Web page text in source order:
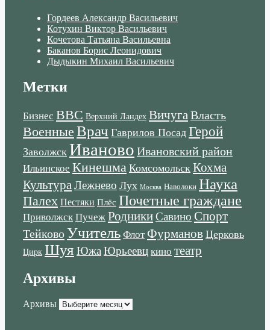
Гордеев Александр Васильевич
Котухин Виктор Васильевич
Кочетова Татьяна Васильевна
Баканов Борис Леонидович
Дыдыкин Михаил Васильевич
Метки
Бизнес ВВС Верхний Ландех ВичугаВласть
Военные Врач Гаврилов Посад Герой
Заволжск Иваново Ивановский район
Ильинское Кинешма Комсомольск Кохма
Культура Лежнево Лух Москва Наволоки Наука
Палех Пестяки Плёс Почетные граждане
Приволжск Пучеж РодникиСавино Спорт
ТейковоУчитель Флот Фурманов Церковь
Цирк Шуя Южа Юрьеевц кино театр
Архивы
Архивы